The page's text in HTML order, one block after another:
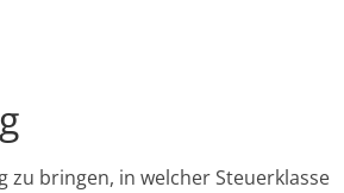
bringen, in welcher Steuerklasse